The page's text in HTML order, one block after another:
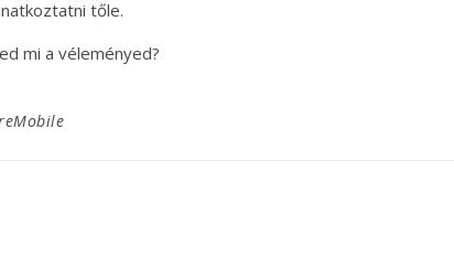
tőle.
mi a véleményed?